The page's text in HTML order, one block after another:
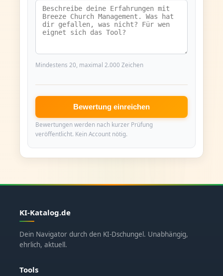
Mindestens 20, maximal 2.000 Zeichen
Bewertung einreichen
Bewertungen werden nach kurzer Prüfung
veröffentlicht. Kein Account nötig.
KI-Katalog.de
Dein Navigator durch den KI-Dschungel. Unabhängig,
ehrlich, aktuell.
Tools